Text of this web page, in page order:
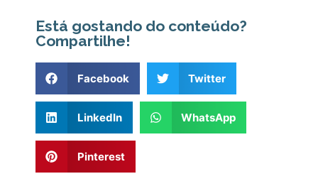
Está gostando do conteúdo?
Compartilhe!
Facebook Twitter
LinkedIn WhatsApp
Pinterest